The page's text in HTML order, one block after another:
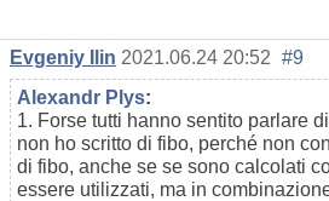
Evgeniy Ilin 2021.06.24 20:52 #9
Alexandr Plys:
1. Forse tutti hanno sentito parlare
non ho scritto di fibo, perché non
di fibo, anche se se sono calcolati
essere utilizzati, ma in